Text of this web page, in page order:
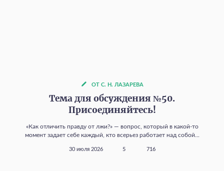
ОТ С. Н. ЛАЗАРЕВА
Тема для обсуждения №50.
Присоединяйтесь!
«Как отличить правду от лжи?» — вопрос, который в какой‑то
момент задает себе каждый, кто всерьез работает над собой...
30 июля 2026 5 716